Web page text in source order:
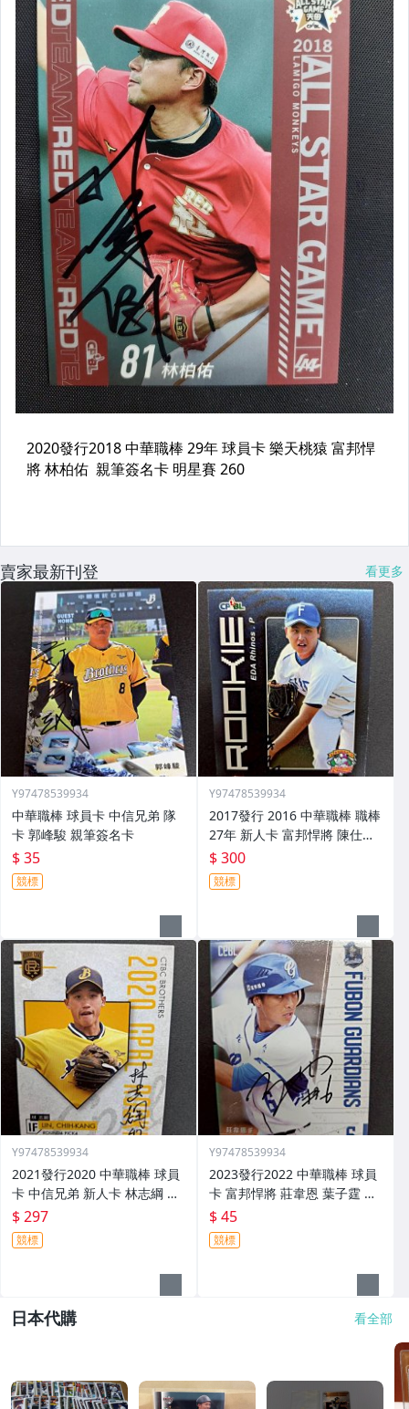
賣家最新刊登 看更多
Y97478539934
中華職棒 球員卡 中信兄弟 隊
卡 郭峰駿 親筆簽名卡
$ 35
競標
Y97478539934
2017發行 2016 中華職棒 職棒
27年 新人卡 富邦悍將 陳仕朋
親筆簽名卡 rc05
$ 300
競標
Y97478539934
2021發行2020 中華職棒 球員
卡 中信兄弟 新人卡 林志綱 親
筆簽名卡 RC35
$ 297
競標
Y97478539934
2023發行2022 中華職棒 球員
卡 富邦悍將 莊韋恩 葉子霆 親
筆簽名卡 291
$ 45
競標
日本代購 看全部